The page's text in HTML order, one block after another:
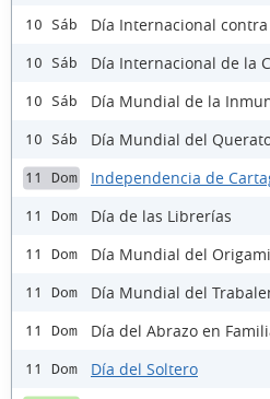
10 Sáb Día Internacional
10 Sáb Día Internacional de la
10 Sáb Día Mundial de la
10 Sáb Día Mundial del
11 Dom Independencia de
11 Dom Día de las Librerías
11 Dom Día Mundial del Origami
11 Dom Día Mundial del
11 Dom Día del Abrazo en
11 Dom
Día del Soltero